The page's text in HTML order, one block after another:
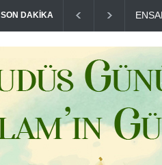
SON DAKİKA THE